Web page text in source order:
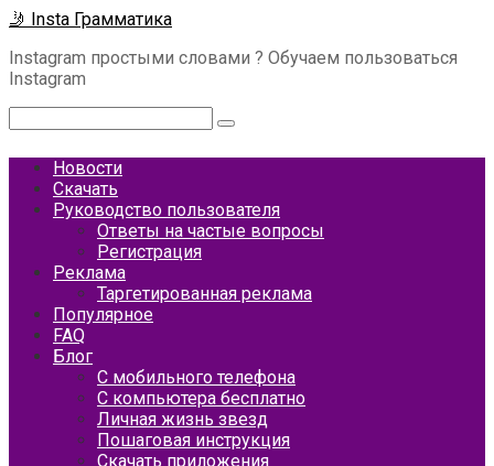
Перейти
контенту
🤳 Insta Грамматика
Instagram простыми словами ? Обучаем пользоваться
Instagram
Новости
Скачать
Руководство пользователя
Ответы на частые вопросы
Регистрация
Реклама
Таргетированная реклама
Популярное
FAQ
Блог
С мобильного телефона
С компьютера бесплатно
Личная жизнь звезд
Пошаговая инструкция
Скачать приложения